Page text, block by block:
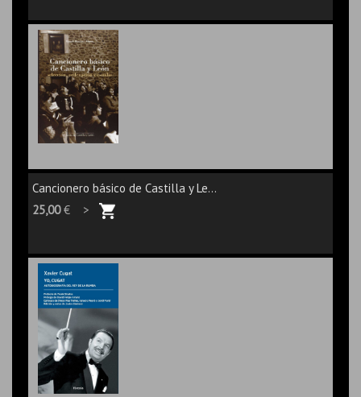
Cancionero básico de Castilla y Le...
25,00€ >